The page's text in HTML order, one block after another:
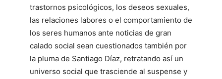
trastornos psicológicos, los deseos sexuales,
las relaciones labores o el comportamiento de
los seres humanos ante noticias de gran
calado social sean cuestionados también por
la pluma de Santiago Díaz, retratando así un
universo social que trasciende al suspense y